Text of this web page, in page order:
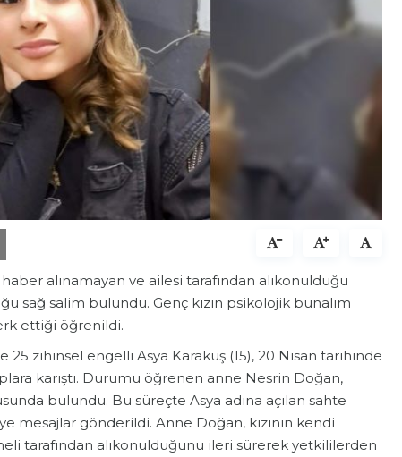
alınamayan ve ailesi tarafından alıkonulduğu
sağ salim bulundu. Genç kızın psikolojik bunalım
ettiği öğrenildi.
25 zihinsel engelli Asya Karakuş (15), 20 Nisan tarihinde
karıştı. Durumu öğrenen anne Nesrin Doğan,
bulundu. Bu süreçte Asya adına açılan sahte
mesajlar gönderildi. Anne Doğan, kızının kendi
tarafından alıkonulduğunu ileri sürerek yetkililerden